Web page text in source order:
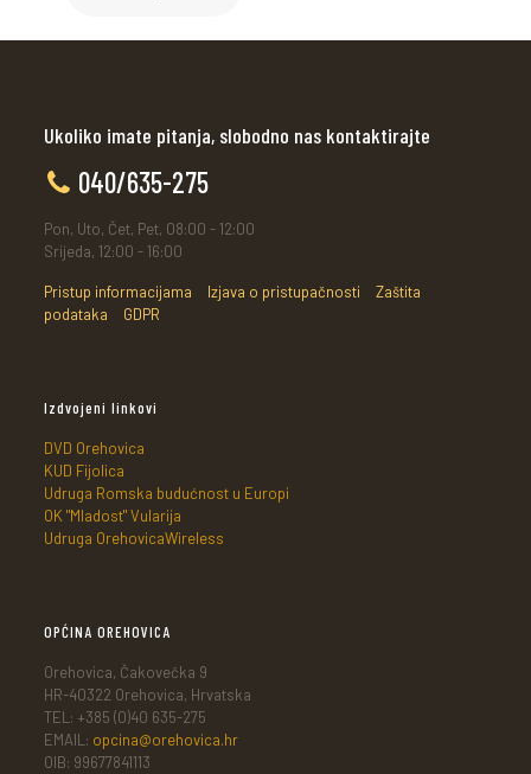
Ukoliko imate pitanja, slobodno nas kontaktirajte
040/635-275
Pon, Uto, Čet, Pet, 08:00 - 12:00
Srijeda, 12:00 - 16:00
Pristup informacijama Izjava o pristupačnosti
Zaštita
podataka
GDPR
Izdvojeni linkovi
DVD Orehovica
KUD Fijolica
Udruga Romska budućnost u Europi
OK "Mladost" Vularija
Udruga OrehovicaWireless
OPĆINA OREHOVICA
Orehovica, Čakovečka 9
HR-40322 Orehovica, Hrvatska
TEL: +385 (0)40 635-275
EMAIL: opcina@orehovica.hr
OIB: 99677841113